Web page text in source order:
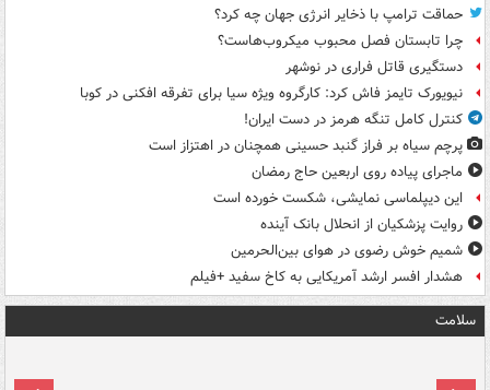
حماقت ترامپ با ذخایر انرژی جهان چه کرد؟
چرا تابستان فصل محبوب میکروب‌هاست؟
دستگیری قاتل فراری در نوشهر
نیویورک تایمز فاش کرد: کارگروه ویژه سیا برای تفرقه افکنی در کوبا
کنترل کامل تنگه هرمز در دست ایران!
پرچم سیاه بر فراز گنبد حسینی همچنان در اهتزاز است
ماجرای پیاده روی اربعین حاج رمضان
این دیپلماسی نمایشی، شکست خورده است
روایت پزشکیان از انحلال بانک آینده
شمیم خوش رضوی در هوای بین‌الحرمین
هشدار افسر ارشد آمریکایی به کاخ سفید +فیلم
سلامت